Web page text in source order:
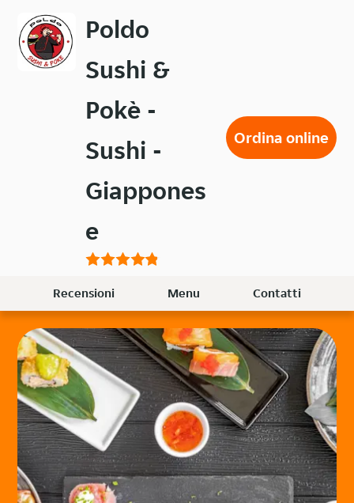
contenuto
principale
Poldo
Sushi &
Pokè -
Sushi -
Giappones
e
Ordina online
Recensioni Menu Contatti